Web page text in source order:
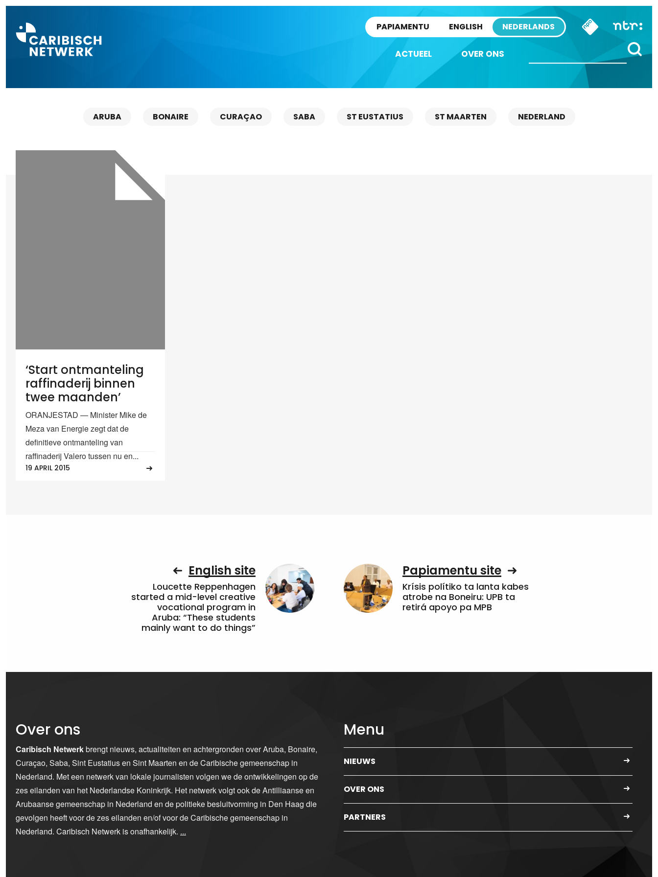
PAPIAMENTU ENGLISH NEDERLANDS
ACTUEEL OVER ONS
ARUBA BONAIRE CURAÇAO SABA ST EUSTATIUS ST MAARTEN NEDERLAND
‘Start ontmanteling
raffinaderij binnen
twee maanden’
ORANJESTAD — Minister Mike de
Meza van Energie zegt dat de
definitieve ontmanteling van
raffinaderij Valero tussen nu en...
19 APRIL 2015
English site
Loucette Reppenhagen
started a mid-level creative
vocational program in
Aruba: “These students
mainly want to do things”
Papiamentu site
Krísis polítiko ta lanta kabes
atrobe na Boneiru: UPB ta
retirá apoyo pa MPB
Over ons
Caribisch Netwerkbrengt nieuws, actualiteiten en achtergronden over Aruba, Bonaire,
Curaçao, Saba, Sint Eustatius en Sint Maarten en de Caribische gemeenschap in
Nederland. Met een netwerk van lokale journalisten volgen we de ontwikkelingen op de
zes eilanden van het Nederlandse Koninkrijk. Het netwerk volgt ook de Antilliaanse en
Arubaanse gemeenschap in Nederland en de politieke besluitvorming in Den Haag die
gevolgen heeft voor de zes eilanden en/of voor de Caribische gemeenschap in
Nederland. Caribisch Netwerk is onafhankelijk. ...
Menu
NIEUWS
OVER ONS
PARTNERS